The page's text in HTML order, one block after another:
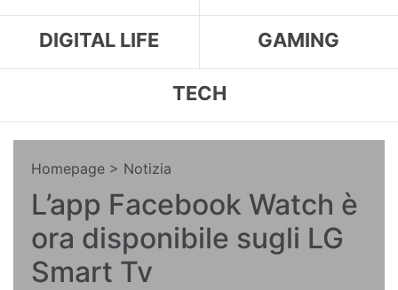
DIGITAL LIFE GAMING
TECH
Homepage > Notizia
L’app Facebook Watch è
ora disponibile sugli LG
Smart Tv